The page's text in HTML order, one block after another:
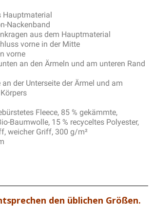
Nackenband
aus dem Hauptmaterial
vorne in der Mitte
vorne
an den Ärmeln und am unteren Rand
der Unterseite der Ärmel und am
Fleece, 85 % gekämmte,
Baumwolle, 15 % recyceltes Polyester,
weicher Griff, 300 g/m²
den üblichen Größen.